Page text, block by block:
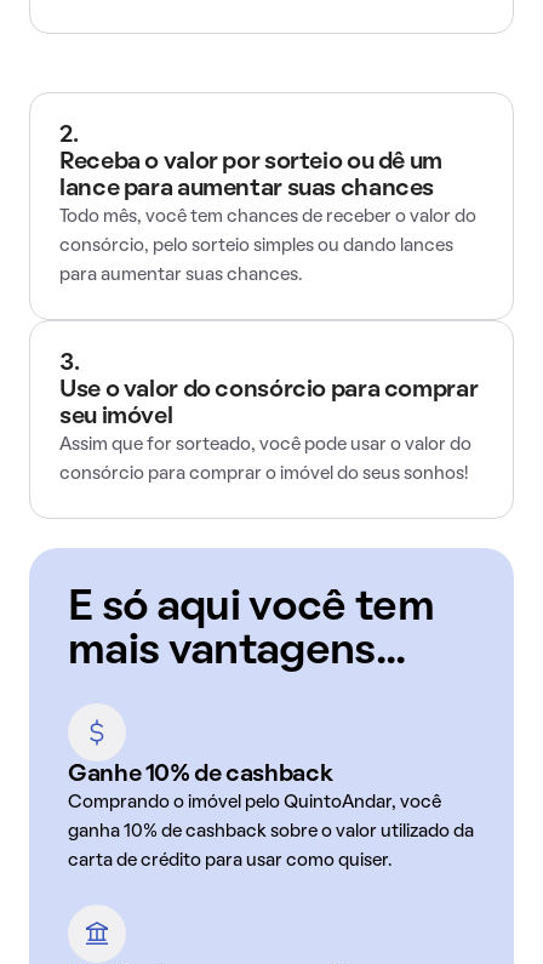
2.
Receba o valor por sorteio ou dê um
lance para aumentar suas chances
Todo mês, você tem chances de receber o valor do
consórcio, pelo sorteio simples ou dando lances
para aumentar suas chances.
3.
Use o valor do consórcio para comprar
seu imóvel
Assim que for sorteado, você pode usar o valor do
consórcio para comprar o imóvel do seus sonhos!
E só aqui você tem
mais vantagens...
Ganhe 10% de cashback
Comprando o imóvel pelo QuintoAndar, você
ganha 10% de cashback sobre o valor utilizado da
carta de crédito para usar como quiser.